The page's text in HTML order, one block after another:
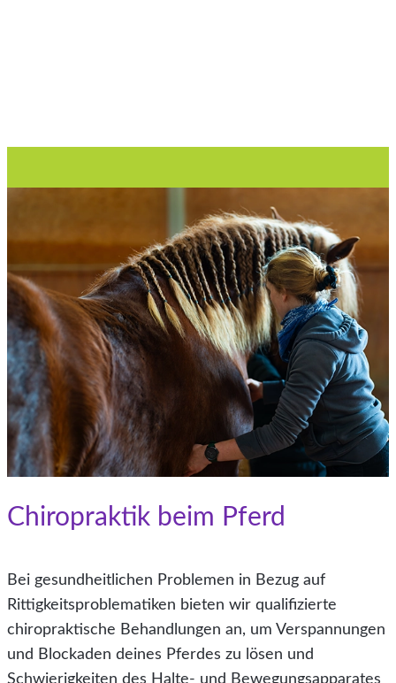
Chiropraktik beim Pferd
Bei gesundheitlichen Problemen in Bezug auf
Rittigkeitsproblematiken bieten wir qualifizierte
chiropraktische Behandlungen an, um Verspannungen
und Blockaden deines Pferdes zu lösen und
Schwierigkeiten des Halte- und Bewegungsapparates